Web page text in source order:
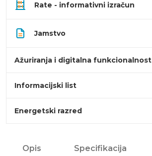
Rate - informativni izračun
Jamstvo
Ažuriranja i digitalna funkcionalnost
Informacijski list
Energetski razred
Opis Specifikacija